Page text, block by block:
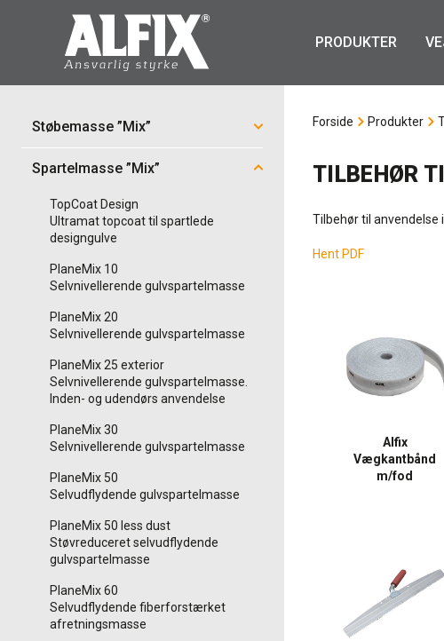
PRODUKTER
Støbemasse ”Mix”
Spartelmasse ”Mix”
TopCoat Design
Ultramat topcoat til spartlede
designgulve
PlaneMix 10
Selvnivellerende gulvspartelmasse
PlaneMix 20
Selvnivellerende gulvspartelmasse
PlaneMix 25 exterior
Selvnivellerende gulvspartelmasse.
Inden- og udendørs anvendelse
PlaneMix 30
Selvnivellerende gulvspartelmasse
PlaneMix 50
Selvudflydende gulvspartelmasse
PlaneMix 50 less dust
Støvreduceret selvudflydende
gulvspartelmasse
PlaneMix 60
Selvudflydende fiberforstærket
afretningsmasse
Forside Produkter
TILBEHØR
Tilbehør til anvendelse
Hent PDF
Alfix
Vægkantbånd
m/fod